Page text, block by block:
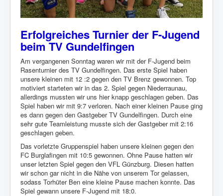
Erfolgreiches Turnier der F-Jugend
beim TV Gundelfingen
Am vergangenen Sonntag waren wir mit der F-Jugend beim
Rasenturnier des TV Gundelfingen. Das erste Spiel haben
unsere kleinen mit 12 :2 gegen den TV Brenz gewonnen. Top
motiviert starteten wir in das 2. Spiel gegen Niederraunau,
allerdings mussten wir uns hier knapp geschlagen geben. Das
Spiel haben wir mit 9:7 verloren. Nach einer kleinen Pause ging
es dann gegen den Gastgeber TV Gundelfingen. Durch eine
sehr gute Teamleistung musste sich der Gastgeber mit 2:16
geschlagen geben.
Das vorletzte Gruppenspiel haben unsere kleinen gegen den
FC Burglafingen mit 10:5 gewonnen. Ohne Pause hatten wir
unser letzten Spiel gegen den VFL Günzburg. Diesen hatten
wir schon gar nicht in die Nähe von unserem Tor gelassen,
sodass Torhüter Ben eine kleine Pause machen konnte. Das
Spiel gewann unsere F-Jugend mit 18:0.